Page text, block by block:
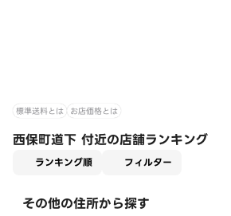
標準送料とは お店価格とは
西保町道下 付近の店舗ランキング
ランキング順 フィルター
その他の住所から探す